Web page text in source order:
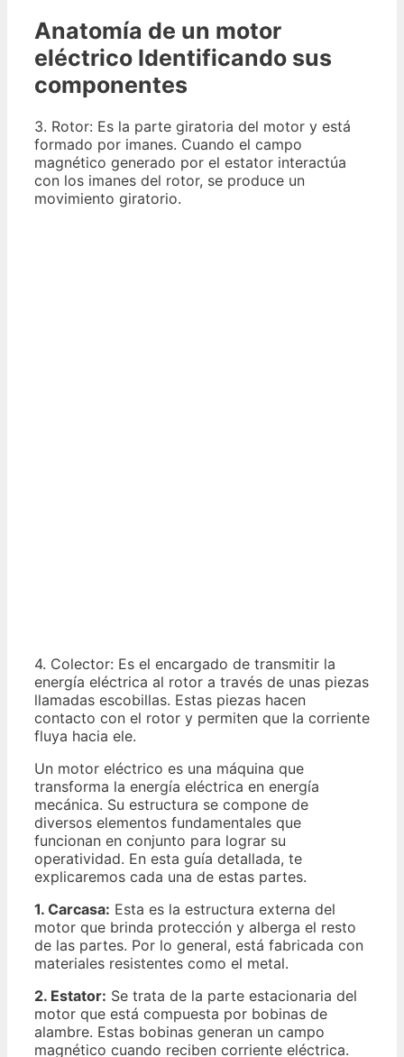
Anatomía de un motor
eléctrico Identificando sus
componentes
3. Rotor: Es la parte giratoria del motor y está
formado por imanes. Cuando el campo
magnético generado por el estator interactúa
con los imanes del rotor, se produce un
movimiento giratorio.
4. Colector: Es el encargado de transmitir la
energía eléctrica al rotor a través de unas piezas
llamadas escobillas. Estas piezas hacen
contacto con el rotor y permiten que la corriente
fluya hacia ele.
Un motor eléctrico es una máquina que
transforma la energía eléctrica en energía
mecánica. Su estructura se compone de
diversos elementos fundamentales que
funcionan en conjunto para lograr su
operatividad. En esta guía detallada, te
explicaremos cada una de estas partes.
1. Carcasa: Esta es la estructura externa del
motor que brinda protección y alberga el resto
de las partes. Por lo general, está fabricada con
materiales resistentes como el metal.
2. Estator: Se trata de la parte estacionaria del
motor que está compuesta por bobinas de
alambre. Estas bobinas generan un campo
magnético cuando reciben corriente eléctrica.